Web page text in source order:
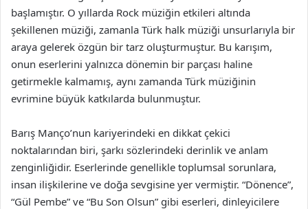
başlamıştır. O yıllarda Rock müziğin etkileri altında
şekillenen müziği, zamanla Türk halk müziği unsurlarıyla bir
araya gelerek özgün bir tarz oluşturmuştur. Bu karışım,
onun eserlerini yalnızca dönemin bir parçası haline
getirmekle kalmamış, aynı zamanda Türk müziğinin
evrimine büyük katkılarda bulunmuştur.
Barış Manço’nun kariyerindeki en dikkat çekici
noktalarından biri, şarkı sözlerindeki derinlik ve anlam
zenginliğidir. Eserlerinde genellikle toplumsal sorunlara,
insan ilişkilerine ve doğa sevgisine yer vermiştir. “Dönence”,
“Gül Pembe” ve “Bu Son Olsun” gibi eserleri, dinleyicilere